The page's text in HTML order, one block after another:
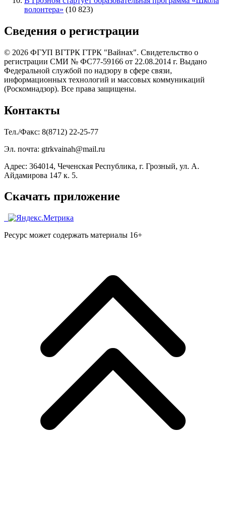
волонтера» (10 823)
Сведения о регистрации
© 2026 ФГУП ВГТРК ГТРК "Вайнах". Свидетельство о
регистрации СМИ № ФС77-59166 от 22.08.2014 г. Выдано
Федеральной службой по надзору в сфере связи,
информационных технологий и массовых коммуникаций
(Роскомнадзор). Все права защищены.
Контакты
Тел./Факс: 8(8712) 22-25-77
Эл. почта: gtrkvainah@mail.ru
Адрес: 364014, Чеченская Республика, г. Грозный, ул. А.
Айдамирова 147 к. 5.
Скачать приложение
Ресурс может содержать материалы 16+